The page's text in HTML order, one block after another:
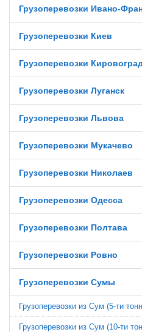
Грузоперевозки Ивано-
Грузоперевозки Киев
Грузоперевозки
Грузоперевозки Луганск
Грузоперевозки Львова
Грузоперевозки Мукачево
Грузоперевозки Николаев
Грузоперевозки Одесса
Грузоперевозки Полтава
Грузоперевозки Ровно
Грузоперевозки Сумы
Грузоперевозки из Сум (5-ти
Грузоперевозки из Сум (10-ти